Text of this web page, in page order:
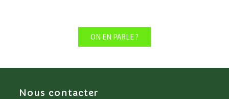
ON EN PARLE ?
Nous contacter